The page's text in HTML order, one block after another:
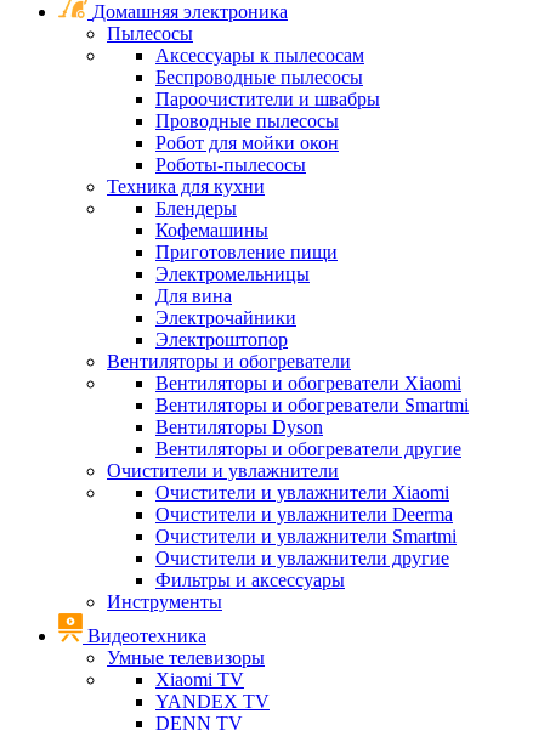
Домашняя электроника
Пылесосы
Аксессуары к пылесосам
Беспроводные пылесосы
Пароочистители и швабры
Проводные пылесосы
Робот для мойки окон
Роботы-пылесосы
Техника для кухни
Блендеры
Кофемашины
Приготовление пищи
Электромельницы
Для вина
Электрочайники
Электроштопор
Вентиляторы и обогреватели
Вентиляторы и обогреватели Xiaomi
Вентиляторы и обогреватели Smartmi
Вентиляторы Dyson
Вентиляторы и обогреватели другие
Очистители и увлажнители
Очистители и увлажнители Xiaomi
Очистители и увлажнители Deerma
Очистители и увлажнители Smartmi
Очистители и увлажнители другие
Фильтры и аксессуары
Инструменты
Видеотехника
Умные телевизоры
Xiaomi TV
YANDEX TV
DENN TV